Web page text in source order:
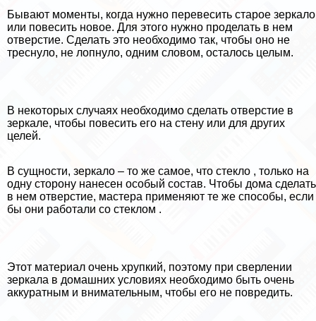
Бывают моменты, когда нужно перевесить старое зеркало
или повесить новое. Для этого нужно проделать в нем
отверстие. Сделать это необходимо так, чтобы оно не
треснуло, не лопнуло, одним словом, осталось целым.
В некоторых случаях необходимо сделать отверстие в
зеркале, чтобы повесить его на стену или для других
целей.
В сущности, зеркало – то же самое, что стекло , только на
одну сторону нанесен особый состав. Чтобы дома сделать
в нем отверстие, мастера применяют те же способы, если
бы они работали со стеклом .
Этот материал очень хрупкий, поэтому при сверлении
зеркала в домашних условиях необходимо быть очень
аккуратным и внимательным, чтобы его не повредить.